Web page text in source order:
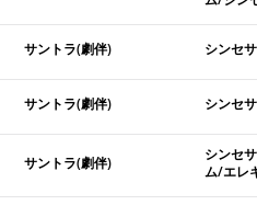
サントラ(劇伴) シンセ
サントラ(劇伴) シンセ
サントラ(劇伴)
シンセ
ム/エレ